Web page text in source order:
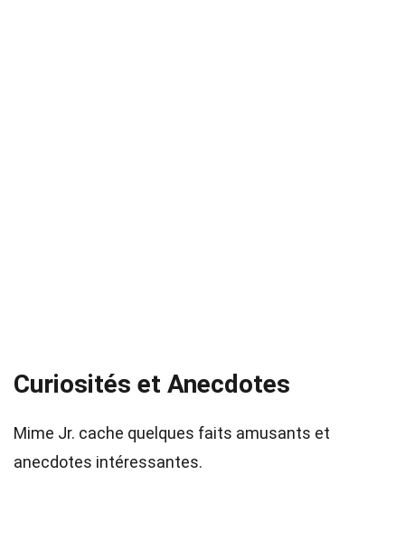
Curiosités et Anecdotes
Mime Jr. cache quelques faits amusants et
anecdotes intéressantes.